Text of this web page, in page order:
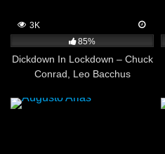
3K
85%
Dickdown In Lockdown – Chuck
Conrad, Leo Bacchus